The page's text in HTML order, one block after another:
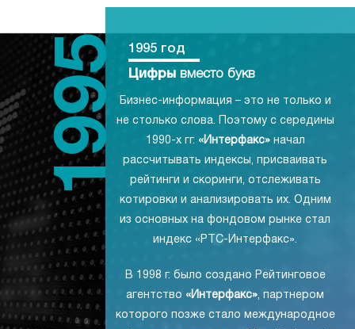
1995 год
Цифры вместо букв
Бизнес-информация – это не только и
не столько слова. Поэтому с середины
1990-х гг. «Интерфакс»начал
рассчитывать индексы, присваивать
рейтинги и скоринги, отслеживать
котировки и анализировать их. Одним
из основных на фондовом рынке стал
индекс «РТС-Интерфакс».
В 1998 г. было создано Рейтинговое
агентство «Интерфакс», партнером
которого позже стало международное